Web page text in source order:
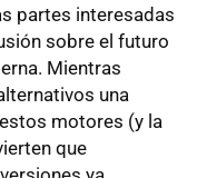
partes interesadas
sobre el futuro
Mientras
una
motores (y la
que